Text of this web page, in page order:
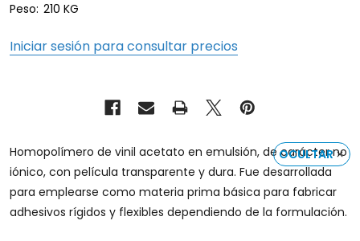
Peso: 210 KG
Iniciar sesión para consultar precios
OCULTAR
Homopolímero de vinil acetato en emulsión, de carácter no
iónico, con película transparente y dura. Fue desarrollada
para emplearse como materia prima básica para fabricar
adhesivos rígidos y flexibles dependiendo de la formulación.